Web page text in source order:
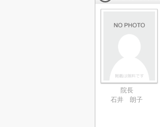
院長
石井 朗子